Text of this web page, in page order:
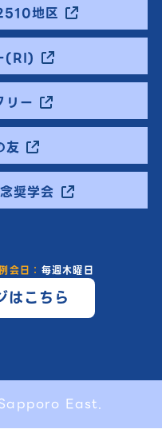
地区
(RI)
リー
友
奨学会
会日： 毎週木曜日
はこちら
East.